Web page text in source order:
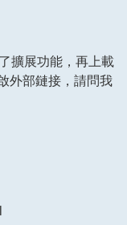
擴展功能，再上載
外部鏈接，請問我